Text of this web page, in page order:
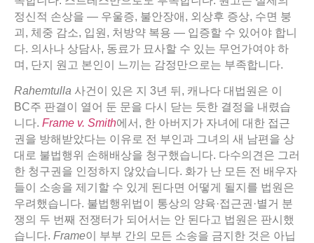
정신적 손상을 — 우울증, 불안장애, 외상후 증상, 수면 붕
괴, 체중 감소, 입원, 처방약 복용 — 입증할 수 있어야 합니
다. 의사나 상담사, 동료가 묘사할 수 있는 무언가여야 하
며, 단지 원고 본인이 느끼는 감정만으로는 부족합니다.
Rahemtulla 사건이 있은 지 3년 뒤, 캐나다 대법원은 이
BC주 판결이 열어 둔 문을 다시 닫는 듯한 결정을 내렸습
니다. Frame v. Smith에서, 한 아버지가 자녀에 대한 접근
권을 방해받았다는 이유로 전 부인과 그녀의 새 남편을 상
대로 불법행위 손해배상을 청구했습니다. 다수의견은 그러
한 청구권을 인정하지 않았습니다. 화가 난 모든 전 배우자
들이 소송을 제기할 수 있게 된다면 어떻게 될지를 법원은
우려했습니다. 불법행위법이 통상의 양육·접근권·별거 분
쟁의 두 번째 전쟁터가 되어서는 안 된다고 법원은 판시했
습니다. Frame이 부부 간의 모든 소송을 금지한 것은 아닙